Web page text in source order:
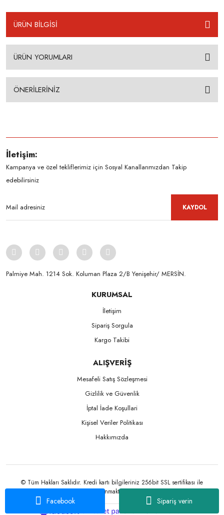
Sipariş verin
Facebook
ÜRÜN BİLGİSİ
ÜRÜN YORUMLARI
ÖNERİLERİNİZ
İletişim:
Kampanya ve özel tekliflerimiz için Sosyal Kanallarımızdan Takip
edebilirsiniz
KAYDOL
Palmiye Mah. 1214 Sok. Koluman Plaza 2/B Yenişehir/ MERSİN.ㅤㅤㅤㅤㅤㅤㅤㅤㅤㅤㅤㅤㅤㅤㅤㅤㅤㅤㅤㅤㅤㅤㅤㅤㅤㅤㅤㅤㅤㅤㅤㅤㅤㅤㅤ ㅤㅤㅤㅤㅤㅤㅤㅤㅤㅤ
KURUMSAL
İletişim
Sipariş Sorgula
Kargo Takibi
ALIŞVERİŞ
Mesafeli Satış Sözleşmesi
Gizlilik ve Güvenlik
İptal İade Koşullari
Kişisel Veriler Politikası
Hakkımızda
© Tüm Hakları Saklıdır. Kredi kartı bilgileriniz 256bit SSL sertifikası ile
korunmaktadır.